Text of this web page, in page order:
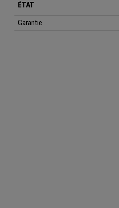
ÉTAT
Garantie